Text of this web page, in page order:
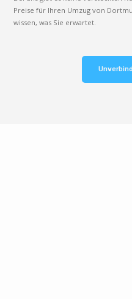
Preise für Ihren Umzug von
wissen, was Sie erwartet.